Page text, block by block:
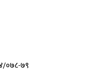
०७८-७९